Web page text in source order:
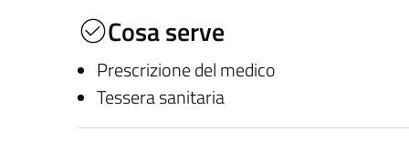
Cosa serve
Prescrizione del medico
Tessera sanitaria